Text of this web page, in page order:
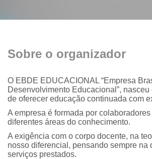
Sobre o organizador
O EBDE EDUCACIONAL “Empresa
Desenvolvimento Educacional”,
de oferecer educação continuada com
A empresa é formada por
diferentes áreas do conhecimento.
A exigência com o corpo docente, na
nosso diferencial, pensando sempre na
serviços prestados.